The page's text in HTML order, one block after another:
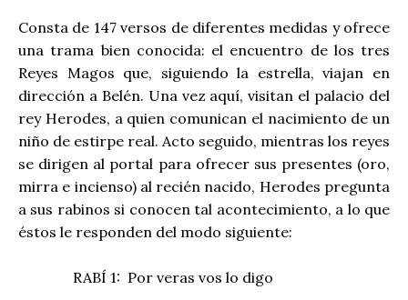
Consta de 147 versos de diferentes medidas y ofrece
una trama bien conocida: el encuentro de los tres
Reyes Magos que, siguiendo la estrella, viajan en
dirección a Belén. Una vez aquí, visitan el palacio del
rey Herodes, a quien comunican el nacimiento de un
niño de estirpe real. Acto seguido, mientras los reyes
se dirigen al portal para ofrecer sus presentes (oro,
mirra e incienso) al recién nacido, Herodes pregunta
a sus rabinos si conocen tal acontecimiento, a lo que
éstos le responden del modo siguiente:
RABÍ 1: Por veras vos lo digo